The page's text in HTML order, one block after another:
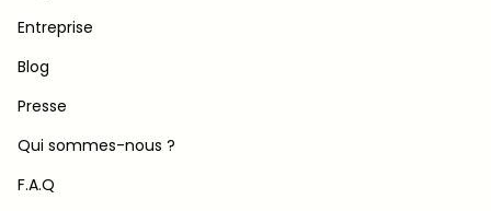
Entreprise
Blog
Presse
Qui sommes-nous ?
F.A.Q